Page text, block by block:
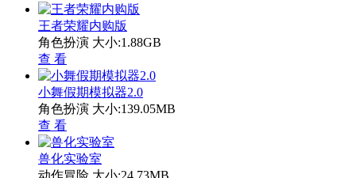
王者荣耀内购版
角色扮演 大小:1.88GB
查 看
小舞假期模拟器2.0
角色扮演 大小:139.05MB
查 看
兽化实验室